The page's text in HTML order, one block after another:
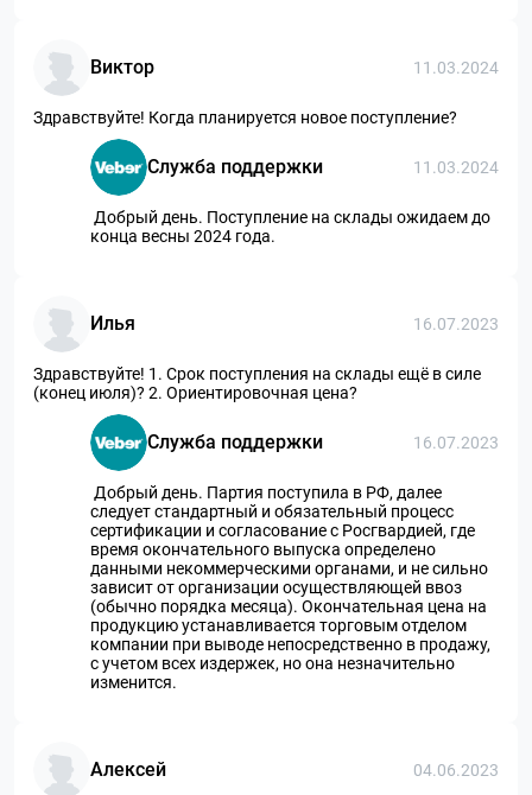
Виктор 11.03.2024
Здравствуйте! Когда планируется новое поступление?
Служба поддержки 11.03.2024
Добрый день. Поступление на склады ожидаем до
конца весны 2024 года.
Илья 16.07.2023
Здравствуйте! 1. Срок поступления на склады ещё в силе
(конец июля)? 2. Ориентировочная цена?
Служба поддержки 16.07.2023
Добрый день. Партия поступила в РФ, далее
следует стандартный и обязательный процесс
сертификации и согласование с Росгвардией, где
время окончательного выпуска определено
данными некоммерческими органами, и не сильно
зависит от организации осуществляющей ввоз
(обычно порядка месяца). Окончательная цена на
продукцию устанавливается торговым отделом
компании при выводе непосредственно в продажу,
с учетом всех издержек, но она незначительно
изменится.
Алексей 04.06.2023